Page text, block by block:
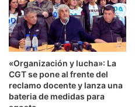
militando”,
nuestra nueva
y cierres
actual, pero
«Organización y lucha»: La
CGT se pone al frente del
reclamo docente y lanza una
bateria de medidas para